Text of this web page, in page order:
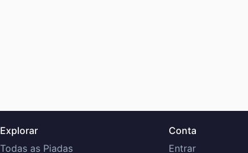
Explorar
Todas as Piadas
Conta
Entrar